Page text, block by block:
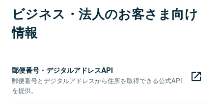
ビジネス・法人のお客さま向け
情報
郵便番号・デジタルアドレスAPI
郵便番号とデジタルアドレスから住所を取得できる公式API
を提供。